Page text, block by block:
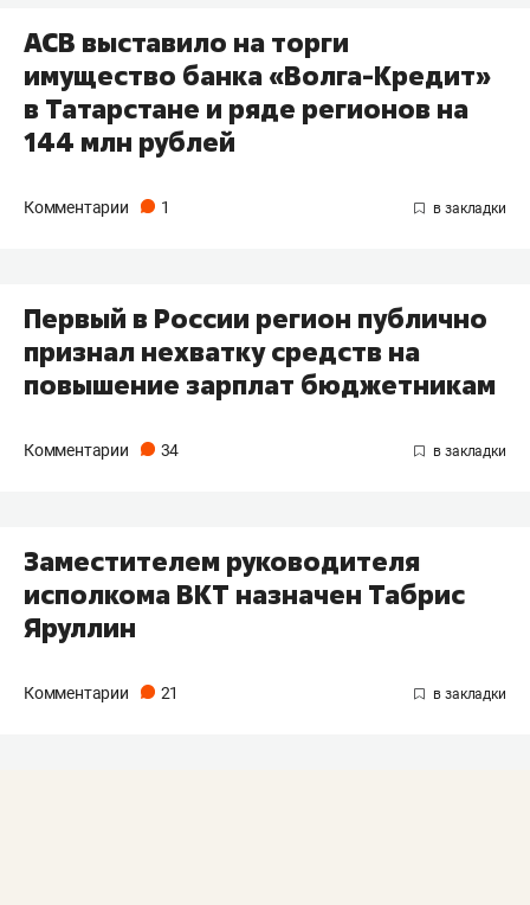
АСВ выставило на торги
имущество банка «Волга-Кредит»
в Татарстане и ряде регионов на
144 млн рублей
Комментарии 1
Первый в России регион публично
признал нехватку средств на
повышение зарплат бюджетникам
Комментарии 34
Заместителем руководителя
исполкома ВКТ назначен Табрис
Яруллин
Комментарии 21